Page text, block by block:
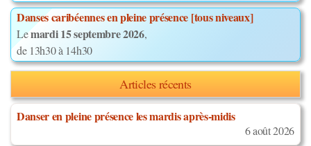
Danses caribéennes en pleine présence [tous niveaux]
Lemardi 15 septembre 2026,
de 13h30 à 14h30
Articles récents
Danser en pleine présence les mardis après-midis
6 août 2026